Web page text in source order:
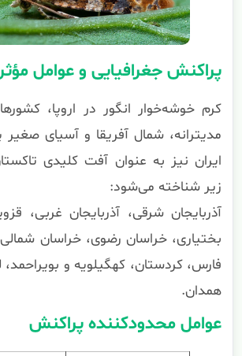
پراکنش جغرافیایی و عوامل
کرم خوشه‌خوار انگور در اروپا،
مدیترانه، شمال آفریقا و آسیای
ایران نیز به عنوان آفت کلیدی
زیر شناخته می‌شود:
آذربایجان شرقی، آذربایجان غربی،
بختیاری، خراسان رضوی، خراسان
فارس، کردستان، کهگیلویه و
همدان.
عوامل محدودکننده پراکنش